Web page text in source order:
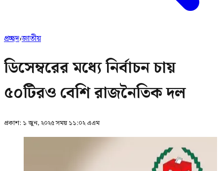
প্রচ্ছদ›জাতীয়
ডিসেম্বরের মধ্যে নির্বাচন চায়
৫০টিরও বেশি রাজনৈতিক দল
প্রকাশ: ১ জুন, ২০২৫ সময় ১১:০২ এএম